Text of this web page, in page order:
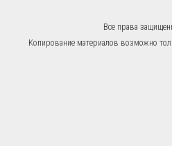
Все права
Копирование материалов возможно